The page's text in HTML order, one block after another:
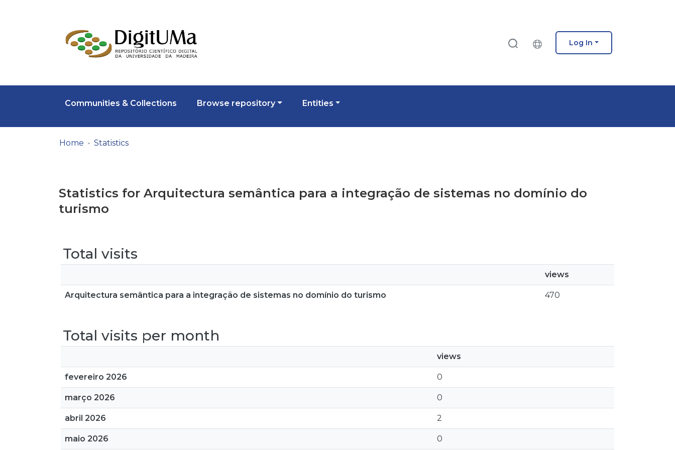
Log In
Communities & Collections Browse repository Entities
Home Statistics
Statistics for Arquitectura semântica para a integração de sistemas no domínio do
turismo
Total visits
views
Arquitectura semântica para a integração de sistemas no domínio do turismo 470
Total visits per month
views
fevereiro 2026 0
março 2026 0
abril 2026 2
maio 2026 0